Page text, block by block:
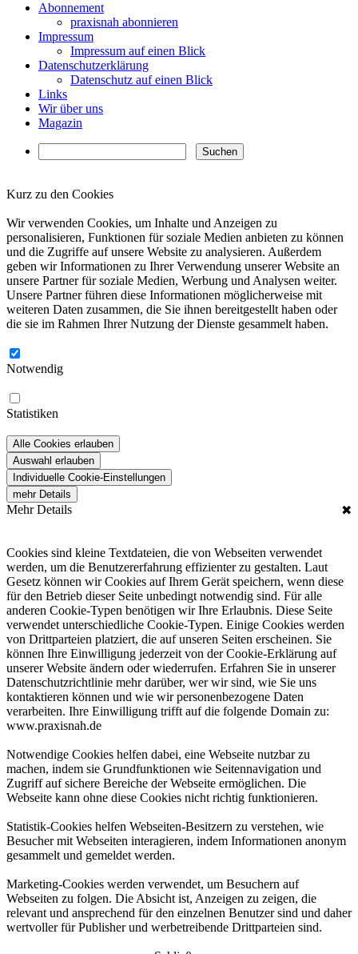
Abonnement
praxisnah abonnieren
Impressum
Impressum auf einen Blick
Datenschutzerklärung
Datenschutz auf einen Blick
Links
Wir über uns
Magazin
Kurz zu den Cookies
Wir verwenden Cookies, um Inhalte und Anzeigen zu
personalisieren, Funktionen für soziale Medien anbieten zu können
und die Zugriffe auf unsere Website zu analysieren. Außerdem
geben wir Informationen zu Ihrer Verwendung unserer Website an
unsere Partner für soziale Medien, Werbung und Analysen weiter.
Unsere Partner führen diese Informationen möglicherweise mit
weiteren Daten zusammen, die Sie ihnen bereitgestellt haben oder
die sie im Rahmen Ihrer Nutzung der Dienste gesammelt haben.
Notwendig
Statistiken
Alle Cookies erlauben
Auswahl erlauben
Individuelle Cookie-Einstellungen
mehr Details
Mehr Details ✖
Cookies sind kleine Textdateien, die von Webseiten verwendet
werden, um die Benutzererfahrung effizienter zu gestalten. Laut
Gesetz können wir Cookies auf Ihrem Gerät speichern, wenn diese
für den Betrieb dieser Seite unbedingt notwendig sind. Für alle
anderen Cookie-Typen benötigen wir Ihre Erlaubnis. Diese Seite
verwendet unterschiedliche Cookie-Typen. Einige Cookies werden
von Drittparteien platziert, die auf unseren Seiten erscheinen. Sie
können Ihre Einwilligung jederzeit von der Cookie-Erklärung auf
unserer Website ändern oder wiederrufen. Erfahren Sie in unserer
Datenschutzrichtlinie mehr darüber, wer wir sind, wie Sie uns
kontaktieren können und wie wir personenbezogene Daten
verarbeiten. Ihre Einwilligung trifft auf die folgende Domain zu:
www.praxisnah.de
Notwendige Cookies helfen dabei, eine Webseite nutzbar zu
machen, indem sie Grundfunktionen wie Seitennavigation und
Zugriff auf sichere Bereiche der Webseite ermöglichen. Die
Webseite kann ohne diese Cookies nicht richtig funktionieren.
Statistik-Cookies helfen Webseiten-Besitzern zu verstehen, wie
Besucher mit Webseiten interagieren, indem Informationen anonym
gesammelt und gemeldet werden.
Marketing-Cookies werden verwendet, um Besuchern auf
Webseiten zu folgen. Die Absicht ist, Anzeigen zu zeigen, die
relevant und ansprechend für den einzelnen Benutzer sind und daher
wertvoller für Publisher und werbetreibende Drittparteien sind.